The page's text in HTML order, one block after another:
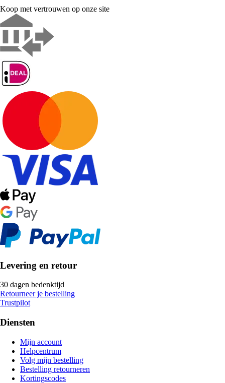
Koop met vertrouwen op onze site
Levering en retour
30 dagen bedenktijd
Retourneer je bestelling
Trustpilot
Diensten
Mijn account
Helpcentrum
Volg mijn bestelling
Bestelling retourneren
Kortingscodes